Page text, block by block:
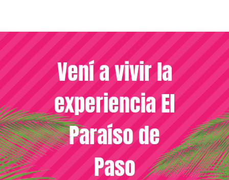
Vení a vivir la
experiencia El
Paraíso de
Paso